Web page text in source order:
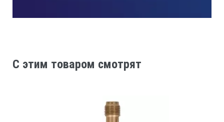
C этим товаром смотрят